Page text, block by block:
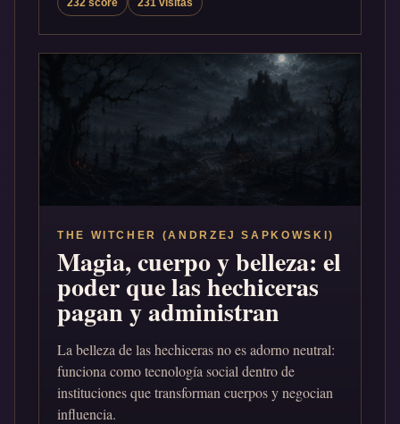
232 score 231 visitas
THE WITCHER (ANDRZEJ SAPKOWSKI)
Magia, cuerpo y belleza: el
poder que las hechiceras
pagan y administran
La belleza de las hechiceras no es adorno neutral:
funciona como tecnología social dentro de
instituciones que transforman cuerpos y negocian
influencia.